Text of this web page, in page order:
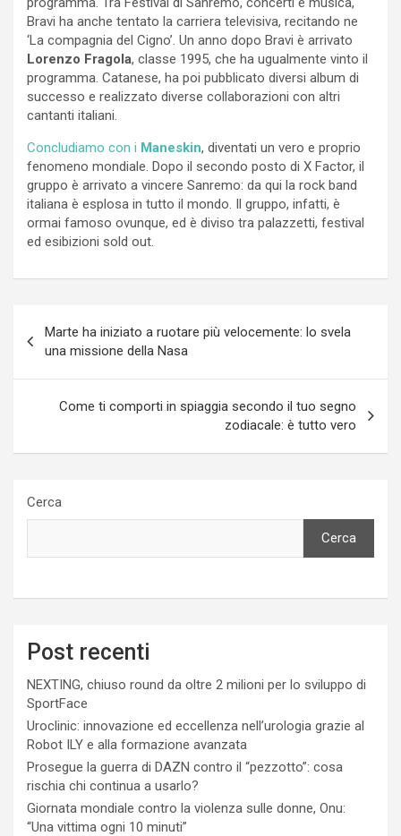
Bravi ha anche tentato la carriera televisiva, recitando ne
‘La compagnia del Cigno’. Un anno dopo Bravi è arrivato
Lorenzo Fragola, classe 1995, che ha ugualmente vinto il
programma. Catanese, ha poi pubblicato diversi album di
successo e realizzato diverse collaborazioni con altri
cantanti italiani.
Concludiamo con i Maneskin, diventati un vero e proprio
fenomeno mondiale. Dopo il secondo posto di X Factor, il
gruppo è arrivato a vincere Sanremo: da qui la rock band
italiana è esplosa in tutto il mondo. Il gruppo, infatti, è
ormai famoso ovunque, ed è diviso tra palazzetti, festival
ed esibizioni sold out.
articoli
Marte ha iniziato a ruotare più velocemente: lo svela
una missione della Nasa
Come ti comporti in spiaggia secondo il tuo segno
zodiacale: è tutto vero
Cerca
Cerca
Post recenti
NEXTING, chiuso round da oltre 2 milioni per lo sviluppo di
SportFace
Uroclinic: innovazione ed eccellenza nell’urologia grazie al
Robot ILY e alla formazione avanzata
Prosegue la guerra di DAZN contro il “pezzotto”: cosa
rischia chi continua a usarlo?
Giornata mondiale contro la violenza sulle donne, Onu:
“Una vittima ogni 10 minuti”